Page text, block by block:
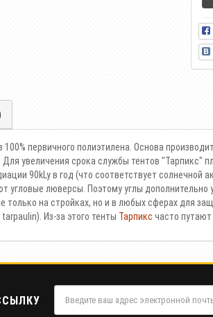
первичного полиэтилена. Основа
увеличения срока службы тентов
90kLy в год (что соответствует
угловые люверсы. Поэтому углы
только на стройках, но и в любых сферах для
Из-за этого тенты Тарпикс часто